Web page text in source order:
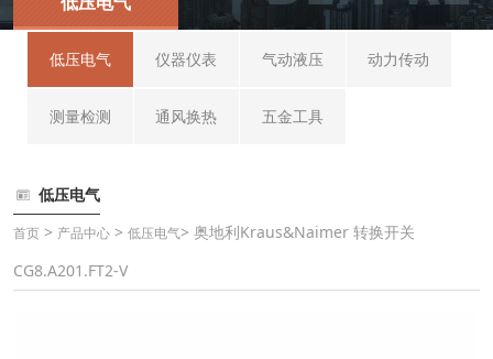
低压电气 仪器仪表 气动液压 动力传动
测量检测 通风换热 五金工具
低压电气
首页 > 产品中心 > 低压电气> 奥地利Kraus&Naimer 转换开关
CG8.A201.FT2-V